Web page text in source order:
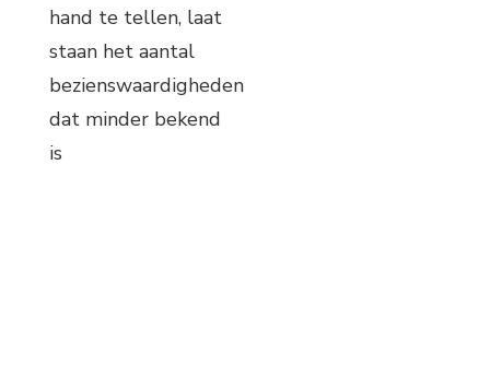
hand te tellen, laat
staan het aantal
bezienswaardigheden
dat minder bekend
is